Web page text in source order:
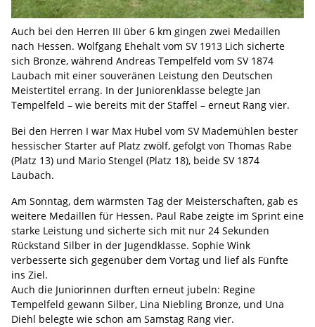
Auch bei den Herren III über 6 km gingen zwei Medaillen
nach Hessen. Wolfgang Ehehalt vom SV 1913 Lich sicherte
sich Bronze, während Andreas Tempelfeld vom SV 1874
Laubach mit einer souveränen Leistung den Deutschen
Meistertitel errang. In der Juniorenklasse belegte Jan
Tempelfeld – wie bereits mit der Staffel – erneut Rang vier.
Bei den Herren I war Max Hubel vom SV Mademühlen bester
hessischer Starter auf Platz zwölf, gefolgt von Thomas Rabe
(Platz 13) und Mario Stengel (Platz 18), beide SV 1874
Laubach.
Am Sonntag, dem wärmsten Tag der Meisterschaften, gab es
weitere Medaillen für Hessen. Paul Rabe zeigte im Sprint eine
starke Leistung und sicherte sich mit nur 24 Sekunden
Rückstand Silber in der Jugendklasse. Sophie Wink
verbesserte sich gegenüber dem Vortag und lief als Fünfte
ins Ziel.
Auch die Juniorinnen durften erneut jubeln: Regine
Tempelfeld gewann Silber, Lina Niebling Bronze, und Una
Diehl belegte wie schon am Samstag Rang vier.